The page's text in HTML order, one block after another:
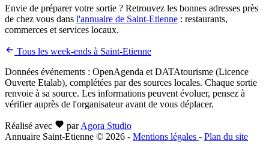
Envie de préparer votre sortie ? Retrouvez les bonnes adresses près
de chez vous dans l'annuaire de Saint-Etienne : restaurants,
commerces et services locaux.
Tous les week-ends à Saint-Etienne
Données événements : OpenAgenda et DATAtourisme (Licence
Ouverte Etalab), complétées par des sources locales. Chaque sortie
renvoie à sa source. Les informations peuvent évoluer, pensez à
vérifier auprès de l'organisateur avant de vous déplacer.
Réalisé avec par Agora Studio
Annuaire Saint-Etienne © 2026 - Mentions légales - Plan du site